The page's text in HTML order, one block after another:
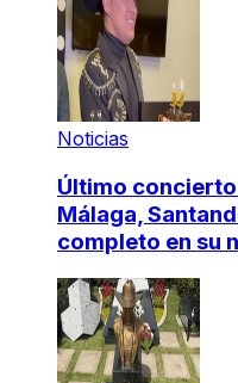
Noticias
Último concierto
Málaga,
completo en su